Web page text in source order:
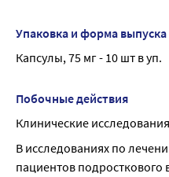
Упаковка и форма выпуска
Капсулы, 75 мг - 10 шт в уп.
Побочные действия
Клинические исследования
В исследованиях по
пациентов подросткового